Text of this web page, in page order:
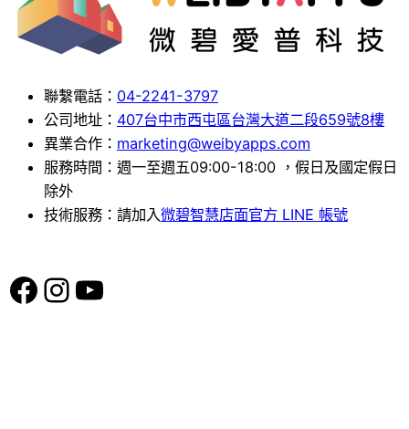
聯繫電話： 04-2241-3797
公司地址： 407台中市西屯區台灣大道二段659號8樓
異業合作： marketing@weibyapps.com
服務時間：週一至週五09:00-18:00 ，假日及國定假日
除外
技術服務：請加入微碧智慧店面官方 LINE 帳號
Facebook Instagram YouTube